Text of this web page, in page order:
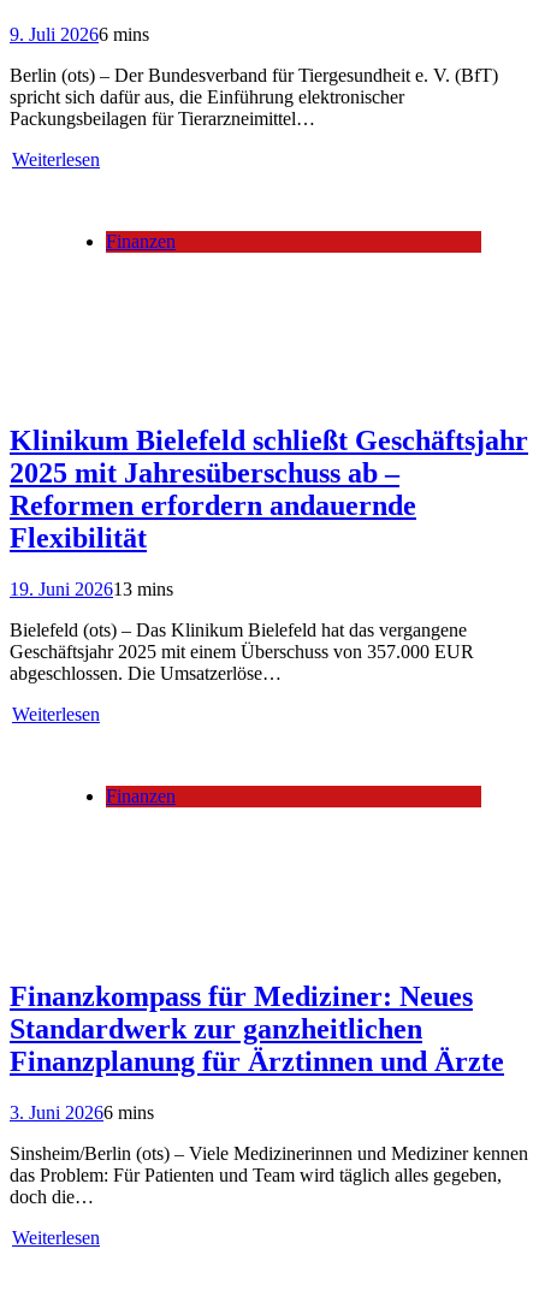
9. Juli 20266 mins
Berlin (ots) – Der Bundesverband für Tiergesundheit e. V. (BfT)
spricht sich dafür aus, die Einführung elektronischer
Packungsbeilagen für Tierarzneimittel…
Weiterlesen
Finanzen
Klinikum Bielefeld schließt Geschäftsjahr
2025 mit Jahresüberschuss ab –
Reformen erfordern andauernde
Flexibilität
19. Juni 202613 mins
Bielefeld (ots) – Das Klinikum Bielefeld hat das vergangene
Geschäftsjahr 2025 mit einem Überschuss von 357.000 EUR
abgeschlossen. Die Umsatzerlöse…
Weiterlesen
Finanzen
Finanzkompass für Mediziner: Neues
Standardwerk zur ganzheitlichen
Finanzplanung für Ärztinnen und Ärzte
3. Juni 20266 mins
Sinsheim/Berlin (ots) – Viele Medizinerinnen und Mediziner kennen
das Problem: Für Patienten und Team wird täglich alles gegeben,
doch die…
Weiterlesen